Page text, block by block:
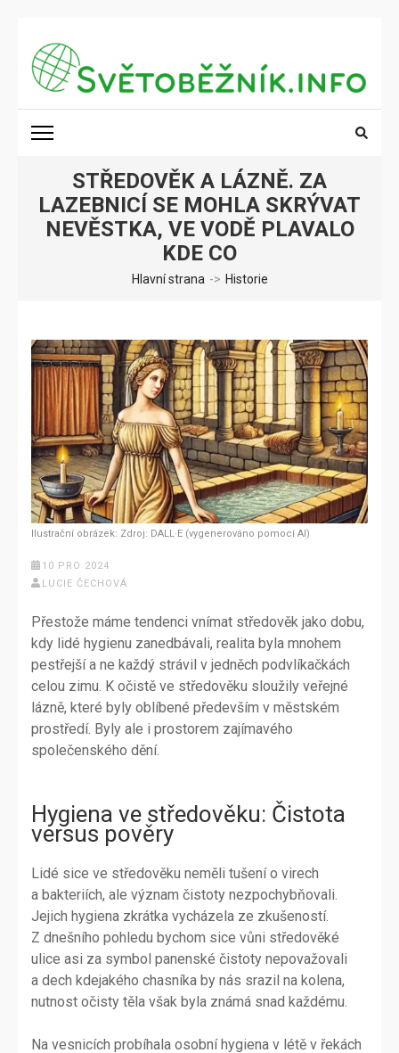
obsah
(stiskněte
Enter)
SVĚTOBĚŽNÍK.INFO
STŘEDOVĚK A LÁZNĚ. ZA
LAZEBNICÍ SE MOHLA SKRÝVAT
NEVĚSTKA, VE VODĚ PLAVALO
KDE CO
Hlavní strana -> Historie
Ilustrační obrázek: Zdroj: DALL·E (vygenerováno pomocí AI)
10 PRO 2024
LUCIE ČECHOVÁ
Přestože máme tendenci vnímat středověk jako dobu,
kdy lidé hygienu zanedbávali, realita byla mnohem
pestřejší a ne každý strávil v jedněch podvlíkačkách
celou zimu. K očistě ve středověku sloužily veřejné
lázně, které byly oblíbené především v městském
prostředí. Byly ale i prostorem zajímavého
společenského dění.
Hygiena ve středověku: Čistota
versus pověry
Lidé sice ve středověku neměli tušení o virech
a bakteriích, ale význam čistoty nezpochybňovali.
Jejich hygiena zkrátka vycházela ze zkušeností.
Z dnešního pohledu bychom sice vůni středověké
ulice asi za symbol panenské čistoty nepovažovali
a dech kdejakého chasníka by nás srazil na kolena,
nutnost očisty těla však byla známá snad každému.
Na vesnicích probíhala osobní hygiena v létě v řekách